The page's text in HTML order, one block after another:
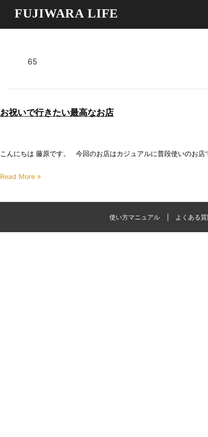
FUJIWARA LIFE
65
お祝いで行きたい最高なお店
こんにちは 藤原です。 今回のお店はカジュアルに普段使いのお
Read More »
使い方マニュアル よくある